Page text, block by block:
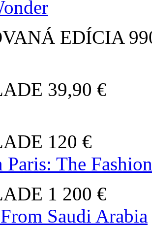
EDÍCIA
39,90 €
120 €
The
1 200 €
Saudi Arabia